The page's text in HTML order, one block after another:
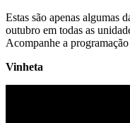
Estas são apenas algumas
outubro em todas as
Acompanhe a
Vinheta